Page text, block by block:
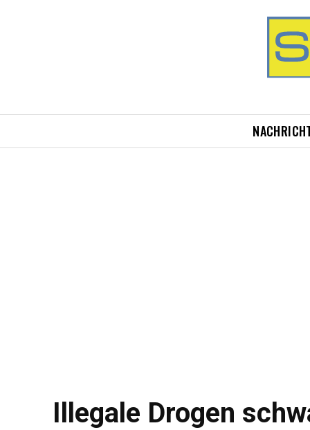
Illegale Drogen